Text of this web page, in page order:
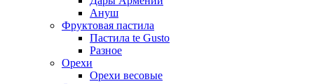
Ануш
Фруктовая пастила
Пастила te Gusto
Разное
Орехи
Орехи весовые